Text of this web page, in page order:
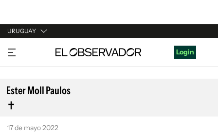
URUGUAY
URUGUAY
ARGENTINA
ESPAÑA
ESTADOS UNIDOS
Login
Ester Moll Paulos
17 de mayo 2022